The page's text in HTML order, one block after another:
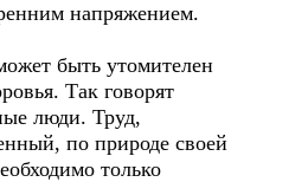
напряжением.
быть утомителен
Так говорят
люди. Труд,
по природе своей
только